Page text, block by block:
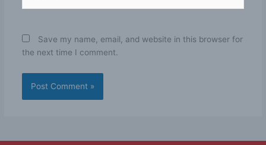
Save my name, email, and website in this browser for
the next time I comment.